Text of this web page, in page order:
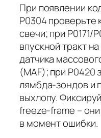
При появлении
P0304 проверьте
свечи; при P0171/
впускной тракт
датчика
(MAF); при P0420
лямбда-зондов и
выхлопу.
freeze-frame –
в момент ошибки.